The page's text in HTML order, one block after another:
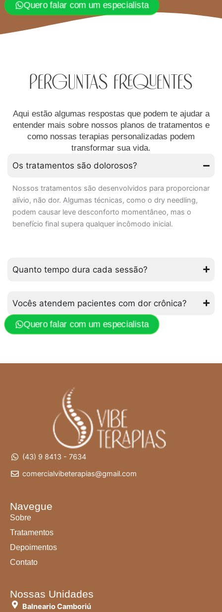
Quero falar com um especialista
Perguntas Frequentes​
Aqui estão algumas respostas que podem te ajudar a
entender mais sobre nossos planos de tratamentos e
como nossas terapias personalizadas podem
transformar sua vida.
Os tratamentos são dolorosos?
Nossos tratamentos são desenvolvidos para proporcionar
alívio, não dor. Algumas técnicas, como o dry needling,
podem causar leve desconforto momentâneo, mas o
benefício final supera qualquer incômodo inicial.
Quanto tempo dura cada sessão?
Vocês atendem pacientes com dor crônica?
Quero falar com um especialista
(43) 9 8413 - 7634
comercialvibeterapias@gmail.com
Navegue
Sobre
Tratamentos
Depoimentos
Contato
Nossas Unidades
Balneario Camboriú